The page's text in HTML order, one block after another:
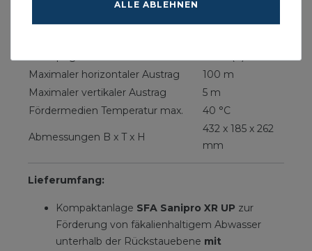
Maximaler horizontaler Austrag
100 m
Maximaler vertikaler Austrag
5 m
Fördermedien Temperatur max.
40 °C
Abmessungen B x T x H
432 x 185 x 262
mm
Lieferumfang:
Kompaktanlage SFA Sanipro XR UP zur
Förderung von fäkalienhaltigem Abwasser
unterhalb der Rückstauebene mit
ALLE ABLEHNEN